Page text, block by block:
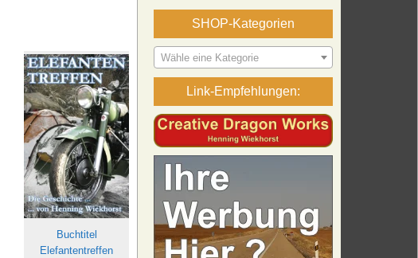
Buchtitel
Elefantentreffen
SHOP-Kategorien
Wähle eine Kategorie
Link-Empfehlungen: